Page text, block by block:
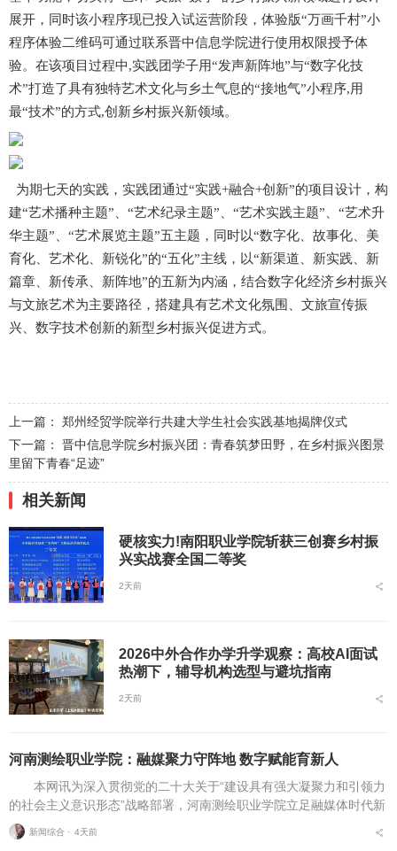
展开，同时该小程序现已投入试运营阶段，体验版“万画千村”小
程序体验二维码可通过联系晋中信息学院进行使用权限授予体
验。 在该项目过程中,实践团学子用“发声新阵地”与“数字化技
术”打造了具有独特艺术文化与乡土气息的“接地气”小程序,用
最“技术”的方式,创新乡村振兴新领域。
为期七天的实践，实践团通过“实践+融合+创新”的项目设计，构
建“艺术播种主题”、“艺术纪录主题”、“艺术实践主题”、“艺术升
华主题”、“艺术展览主题”五主题，同时以“数字化、故事化、美
育化、艺术化、新锐化”的“五化”主线，以“新渠道、新实践、新
篇章、新传承、新阵地”的五新为内涵，结合数字化经济乡村振兴
与文旅艺术为主要路径，搭建具有艺术文化氛围、文旅宣传振
兴、数字技术创新的新型乡村振兴促进方式。
上一篇： 郑州经贸学院举行共建大学生社会实践基地揭牌仪式
下一篇： 晋中信息学院乡村振兴团：青春筑梦田野，在乡村振兴图景
里留下青春“足迹”
相关新闻
硬核实力!南阳职业学院斩获三创赛乡村振
兴实战赛全国二等奖
2天前
2026中外合作办学升学观察：高校AI面试
热潮下，辅导机构选型与避坑指南
2天前
河南测绘职业学院：融媒聚力守阵地 数字赋能育新人
本网讯为深入贯彻党的二十大关于“建设具有强大凝聚力和引领力
的社会主义意识形态”战略部署，河南测绘职业学院立足融媒体时代新
挑战，扎实推进在风险研判、机制创新、技术赋能、实践育人等方面
的路径分析与研...
新闻综合 ⋅ 4天前